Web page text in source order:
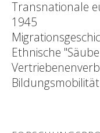
Transnationale
1945
Ethnische
Bildungsmobilität